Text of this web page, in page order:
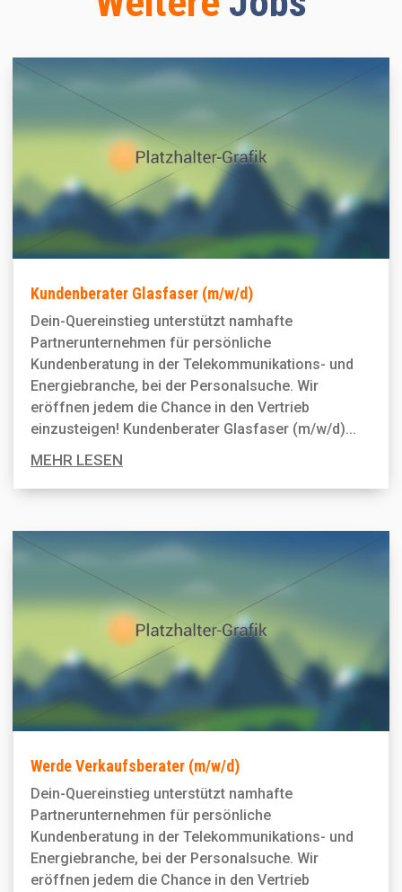
Kundenberater Glasfaser (m/w/d)
Dein-Quereinstieg unterstützt namhafte
Partnerunternehmen für persönliche
Kundenberatung in der Telekommunikations- und
Energiebranche, bei der Personal­suche. Wir
eröffnen jedem die Chance in den Vertrieb
einzusteigen! Kundenberater Glasfaser (m/w/d)...
MEHR LESEN
Werde Verkaufsberater (m/w/d)
Dein-Quereinstieg unterstützt namhafte
Partnerunternehmen für persönliche
Kundenberatung in der Telekommunikations- und
Energiebranche, bei der Personal­suche. Wir
eröffnen jedem die Chance in den Vertrieb